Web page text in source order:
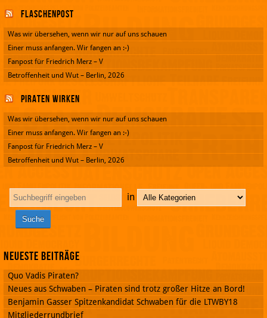
Flaschenpost
Was wir übersehen, wenn wir nur auf uns schauen
Einer muss anfangen. Wir fangen an :-)
Fanpost für Friedrich Merz – V
Betroffenheit und Wut – Berlin, 2026
Piraten wirken
Was wir übersehen, wenn wir nur auf uns schauen
Einer muss anfangen. Wir fangen an :-)
Fanpost für Friedrich Merz – V
Betroffenheit und Wut – Berlin, 2026
in
Neueste Beiträge
Quo Vadis Piraten?
Neues aus Schwaben – Piraten sind trotz großer Hitze an Bord!
Benjamin Gasser Spitzenkandidat Schwaben für die LTWBY18
Mitgliederrundbrief